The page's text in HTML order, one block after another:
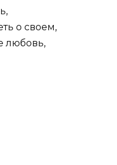
о своем,
любовь,